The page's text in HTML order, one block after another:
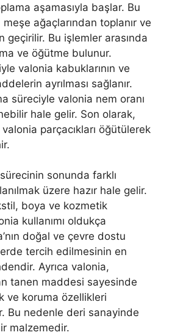
aşamasıyla başlar. Bu
ağaçlarından toplanır ve
geçirilir. Bu işlemler arasında
ve öğütme bulunur.
valonia kabuklarının ve
ayrılması sağlanır.
süreciyle valonia nem oranı
hale gelir. Son olarak,
parçacıkları öğütülerek
sonunda farklı
üzere hazır hale gelir.
boya ve kozmetik
kullanımı oldukça
doğal ve çevre dostu
tercih edilmesinin en
Ayrıca valonia,
tanen maddesi sayesinde
ve koruma özellikleri
Bu nedenle deri sanayinde
malzemedir.